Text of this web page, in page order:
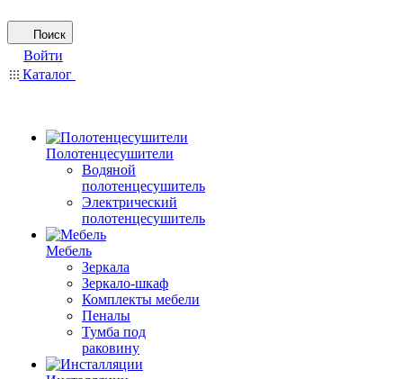
Поиск
Войти
Каталог
Полотенцесушители
Водяной
полотенцесушитель
Электрический
полотенцесушитель
Мебель
Зеркала
Зеркало-шкаф
Комплекты мебели
Пеналы
Тумба под
раковину